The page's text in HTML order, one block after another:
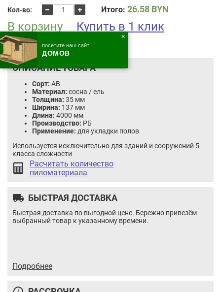
Итого: 26.58 BYN
Кол-во:
Количество
товара
Доска
пола
35x137x4000
В корзину Купить в 1 клик
ОПИСАНИЕ ТОВАРА
Сорт: AВ
Материал: сосна / ель
Толщина: 35 мм
Ширина: 137 мм
Длина: 4000 мм
Производство: РБ
Применение: для укладки полов
Используется исключительно для зданий и сооружений 5
класса сложности
Расчитать количество
пиломатериала
local_shipping БЫСТРАЯ ДОСТАВКА
Быстрая доставка по выгодной цене. Бережно привезём
выбранный товар к указанному времени.
Подробнее
Цена:8.61 / шт
Доска
В корзину
Купить в 1 клик
посетите наш сайт
ДОМОВ
✕